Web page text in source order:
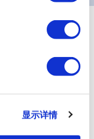
显示详情
全部展开+